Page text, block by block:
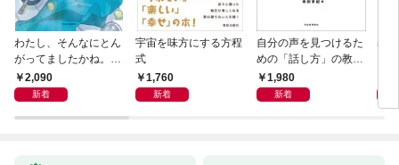
わたし、そんなにとん
がってましたかね。
獅子座、Ａ型、丙午は
めぐる
2,090
新着
宇宙を味方にする方程
式
1,760
新着
自分の声を見つけるた
めの「話し方」の教
室 Ｏｒａｃｙ（オラ
シー）
1,980
新着
基